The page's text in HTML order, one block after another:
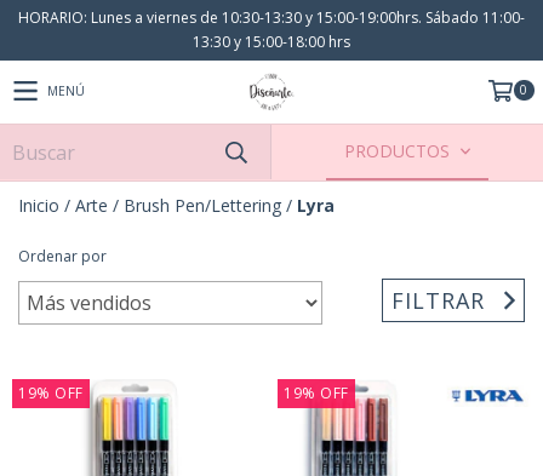
HORARIO: Lunes a viernes de 10:30-13:30 y 15:00-19:00hrs. Sábado 11:00-
13:30 y 15:00-18:00 hrs
MENÚ 0
PRODUCTOS
Inicio / Arte / Brush Pen/Lettering / Lyra
Ordenar por
FILTRAR
19% OFF 19% OFF